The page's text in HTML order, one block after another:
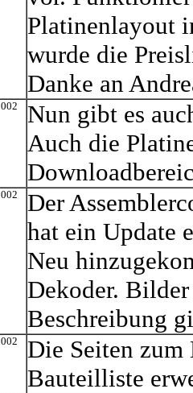
Platinenlayout
wurde die
Danke an
Nun gibt es
Auch die
Der
hat ein Update
Neu
Dekoder.
Beschreibung
Die Seiten
Bauteilliste